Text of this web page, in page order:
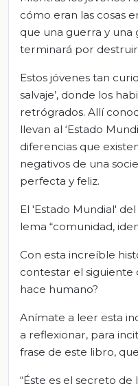
cómo eran las cosas
que una guerra y una
terminará por
Estos jóvenes tan
salvaje’, donde los
retrógrados. Allí
llevan al ‘Estado
diferencias que
negativos de una
perfecta y feliz.
El 'Estado Mundial'
lema “comunidad,
Con esta increíble
contestar el siguiente
hace humano?
Anímate a leer esta
a reflexionar, para
frase de este libro,
“Éste es el secreto